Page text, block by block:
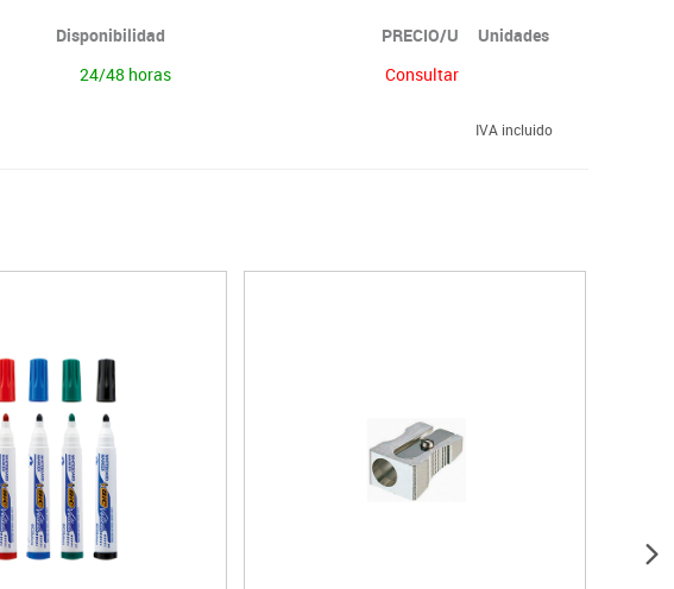
Disponibilidad PRECIO/U
Unidades
24/48 horas Consultar
IVA incluido